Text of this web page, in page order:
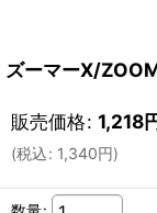
ズーマーX/
販売価格: 1,218
(税込: 1,340円)